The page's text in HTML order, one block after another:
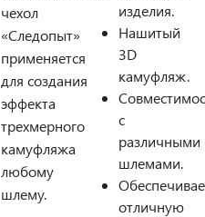
чехол
«Следопыт»
применяется
для создания
эффекта
трехмерного
камуфляжа
любому
шлему.
изделия.
Нашитый
3D
камуфляж.
с
различными
шлемами.
отличную